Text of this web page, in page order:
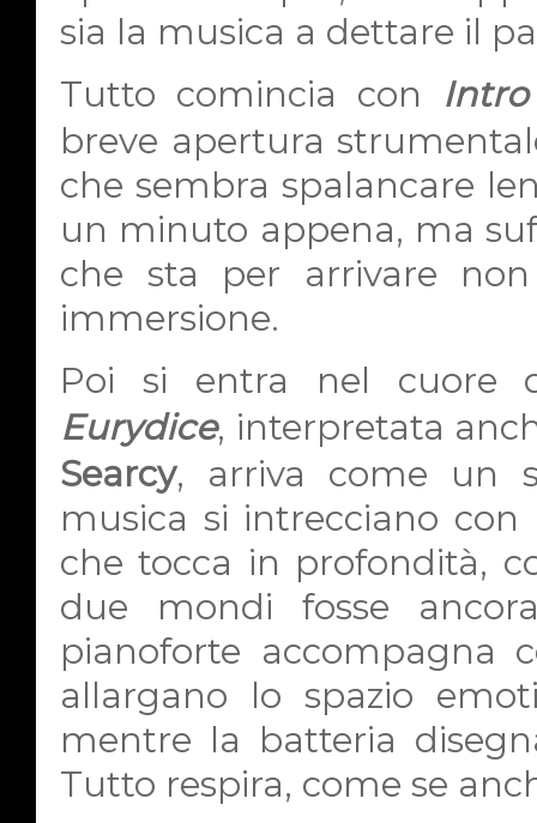
sia la musica a dettare il
Tutto comincia con
breve apertura
che sembra spalancare
un minuto appena, ma
che sta per arrivare
immersione.
Poi si entra nel cuore
Eurydice, interpretata
Searcy, arriva come un
musica si intrecciano
che tocca in profondità,
due mondi fosse
pianoforte accompagna
allargano lo spazio
mentre la batteria
Tutto respira, come se